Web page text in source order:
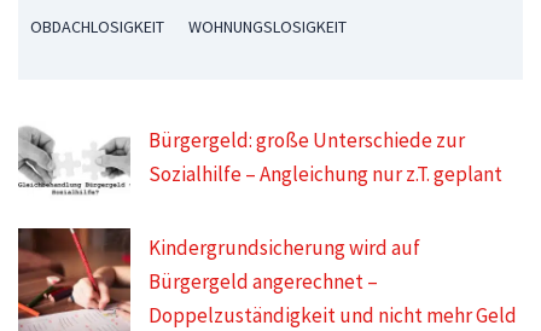
OBDACHLOSIGKEIT WOHNUNGSLOSIGKEIT
Bürgergeld: große Unterschiede zur
Sozialhilfe – Angleichung nur z.T. geplant
Kindergrundsicherung wird auf
Bürgergeld angerechnet –
Doppelzuständigkeit und nicht mehr Geld